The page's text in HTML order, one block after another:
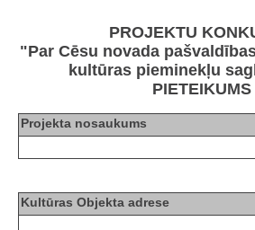
PROJEKTU
"Par Cēsu novada
kultūras pieminekļu
PIETEIKUMS
Projekta nosaukums
Kultūras Objekta adrese